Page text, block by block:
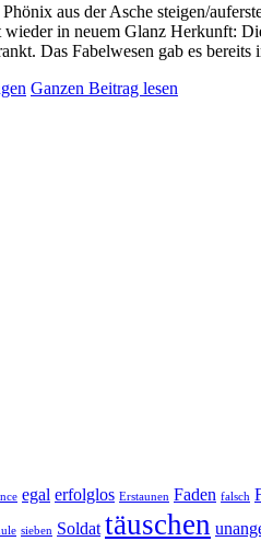
aus der Asche steigen/
wieder in neuem Glanz Herkunft:
Das Fabelwesen gab es
Ganzen Beitrag lesen
egal erfolglos Erstaunen Faden falsch
sieben Soldat täuschen